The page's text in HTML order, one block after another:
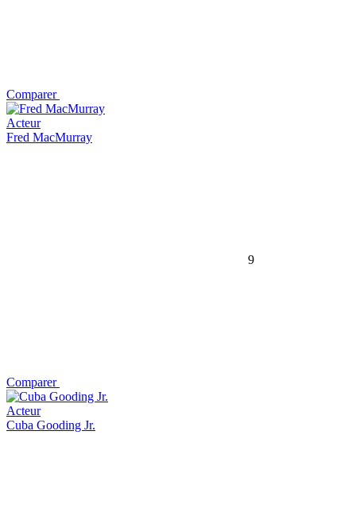
Comparer
Acteur
Fred MacMurray
9
Comparer
Acteur
Cuba Gooding Jr.